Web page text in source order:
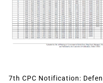
7th CPC Notification: